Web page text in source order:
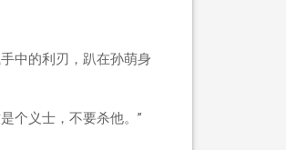
中的利刃，趴在孙萌身
个义士，不要杀他。”